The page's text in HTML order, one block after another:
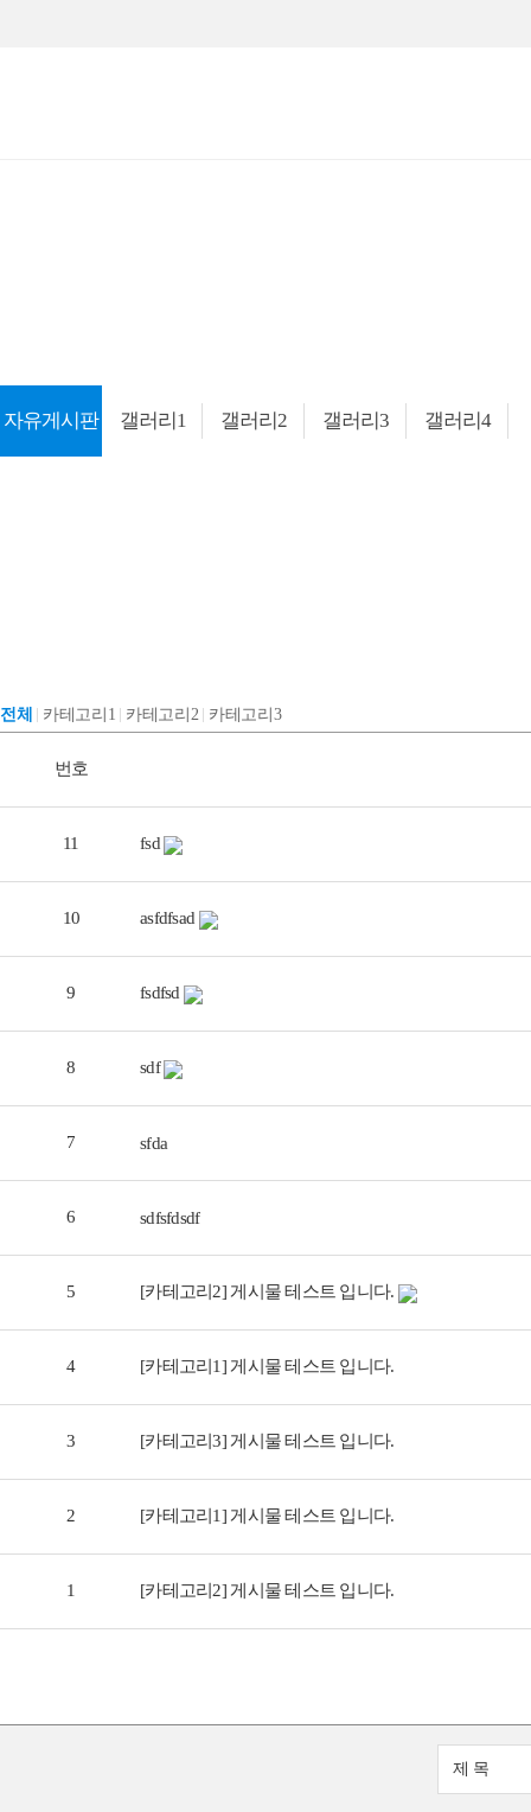
자유게시판 갤러리1 갤러리2 갤러리3 갤러리4
전체 카테고리1 카테고리2 카테고리3
번호
11 fsd
10 asfdfsad
9 fsdfsd
8 sdf
7 sfda
6 sdfsfdsdf
5 [카테고리2] 게시물 테스트 입니다.
4 [카테고리1] 게시물 테스트 입니다.
3 [카테고리3] 게시물 테스트 입니다.
2 [카테고리1] 게시물 테스트 입니다.
1 [카테고리2] 게시물 테스트 입니다.